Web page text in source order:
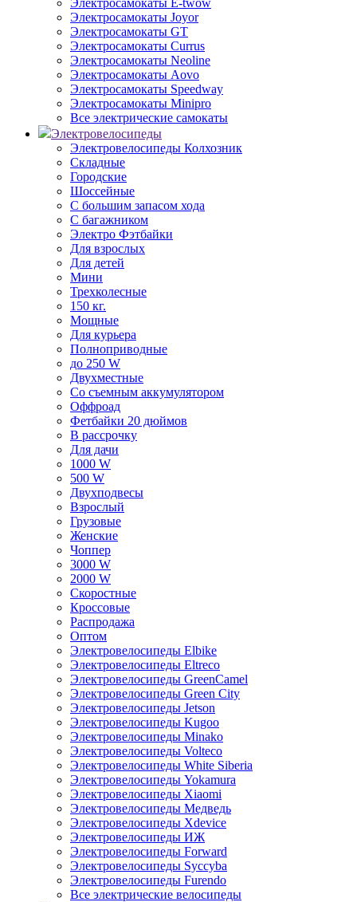
Электросамокаты E-twow
Электросамокаты Joyor
Электросамокаты GT
Электросамокаты Currus
Электросамокаты Neoline
Электросамокаты Aovo
Электросамокаты Speedway
Электросамокаты Minipro
Все электрические самокаты
Электровелосипеды
Электровелосипеды Колхозник
Складные
Городские
Шоссейные
С большим запасом хода
С багажником
Электро Фэтбайки
Для взрослых
Для детей
Мини
Трехколесные
150 кг.
Мощные
Для курьера
Полноприводные
до 250 W
Двухместные
Со съемным аккумулятором
Оффроад
Фетбайки 20 дюймов
В рассрочку
Для дачи
1000 W
500 W
Двухподвесы
Взрослый
Грузовые
Женские
Чоппер
3000 W
2000 W
Скоростные
Кроссовые
Распродажа
Оптом
Электровелосипеды Elbike
Электровелосипеды Eltreco
Электровелосипеды GreenCamel
Электровелосипеды Green City
Электровелосипеды Jetson
Электровелосипеды Kugoo
Электровелосипеды Minako
Электровелосипеды Volteco
Электровелосипеды White Siberia
Электровелосипеды Yokamura
Электровелосипеды Xiaomi
Электровелосипеды Медведь
Электровелосипеды Xdevice
Электровелосипеды ИЖ
Электровелосипеды Forward
Электровелосипеды Syccyba
Электровелосипеды Furendo
Все электрические велосипеды